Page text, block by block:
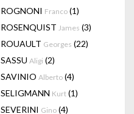
ROGNONI Franco (1)
ROSENQUIST James (3)
ROUAULT Georges (22)
SASSU Aligi (2)
SAVINIO Alberto (4)
SELIGMANN Kurt (1)
SEVERINI Gino (4)